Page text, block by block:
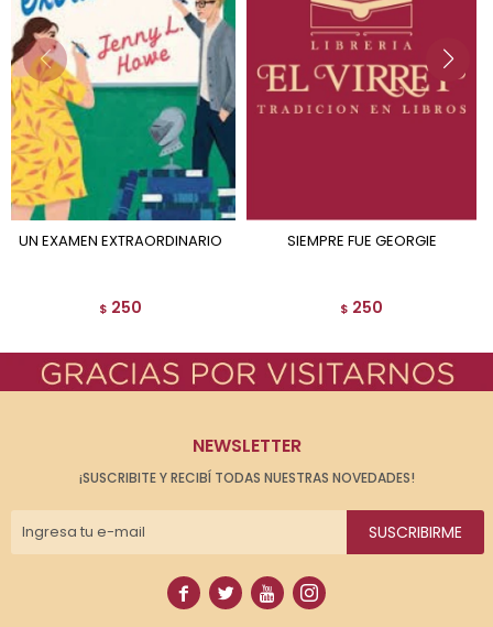
UN EXAMEN EXTRAORDINARIO
$ 250
SIEMPRE FUE GEORGIE
$ 250
NEWSLETTER
¡SUSCRIBITE Y RECIBÍ TODAS NUESTRAS NOVEDADES!
SUSCRIBIRME
   